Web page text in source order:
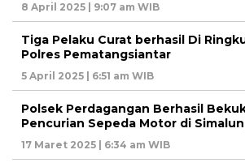
8 April 2025 | 9:07 am WIB
Tiga Pelaku Curat berhasil Di
Polres Pematangsiantar
5 April 2025 | 6:51 am WIB
Polsek Perdagangan Berhasil
Pencurian Sepeda Motor di
17 Maret 2025 | 6:34 am WIB